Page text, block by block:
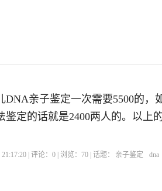
DNA亲子鉴定一次需要5500的，
鉴定的话就是2400两人的。以上
| 评论：0 | 浏览： 70 | 话题： 亲子鉴定 dna